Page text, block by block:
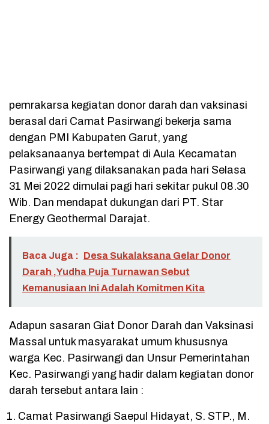
pemrakarsa kegiatan donor darah dan vaksinasi
berasal dari Camat Pasirwangi bekerja sama
dengan PMI Kabupaten Garut, yang
pelaksanaanya bertempat di Aula Kecamatan
Pasirwangi yang dilaksanakan pada hari Selasa
31 Mei 2022 dimulai pagi hari sekitar pukul 08.30
Wib. Dan mendapat dukungan dari PT. Star
Energy Geothermal Darajat.
Baca Juga : Desa Sukalaksana Gelar Donor
Darah ,Yudha Puja Turnawan Sebut
Kemanusiaan Ini Adalah Komitmen Kita
Adapun sasaran Giat Donor Darah dan Vaksinasi
Massal untuk masyarakat umum khususnya
warga Kec. Pasirwangi dan Unsur Pemerintahan
Kec. Pasirwangi yang hadir dalam kegiatan donor
darah tersebut antara lain :
Camat Pasirwangi Saepul Hidayat, S. STP., M.